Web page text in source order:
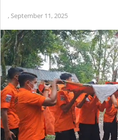
, September 11, 2025